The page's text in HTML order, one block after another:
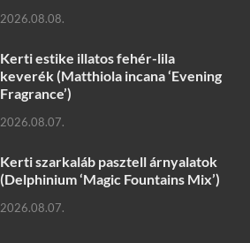
2026.08.08.
Kerti estike illatos fehér-lila
keverék (Matthiola incana ‘Evening
Fragrance’)
2026.08.07.
Kerti szarkaláb pasztell árnyalatok
(Delphinium ‘Magic Fountains Mix’)
2026.08.07.